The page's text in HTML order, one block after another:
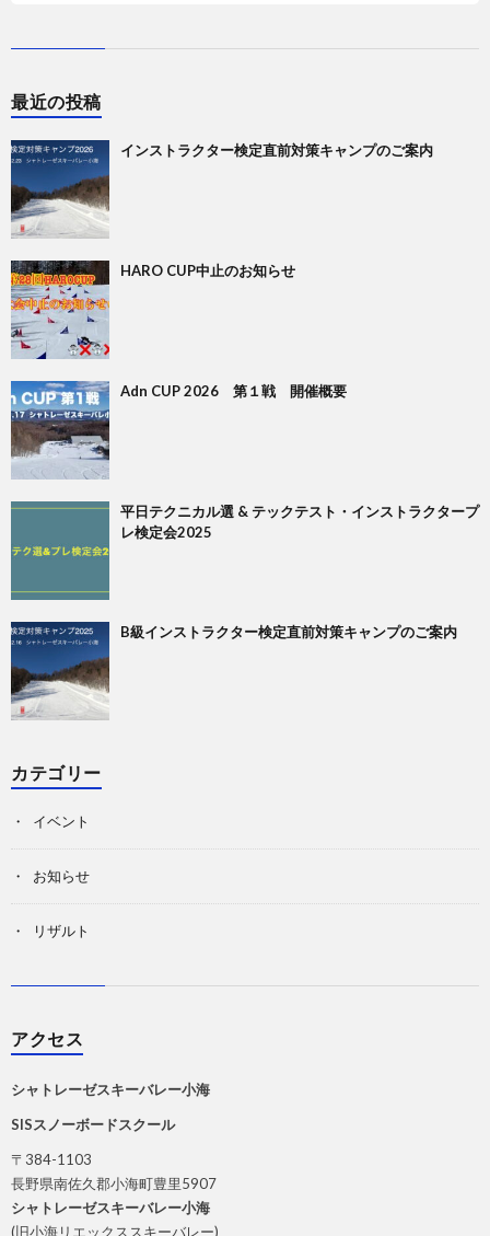
最近の投稿
インストラクター検定直前対策キャンプのご案内
HARO CUP中止のお知らせ
Adn CUP 2026 第１戦 開催概要
平日テクニカル選 & テックテスト・インストラクタープ
レ検定会2025
B級インストラクター検定直前対策キャンプのご案内
カテゴリー
イベント
お知らせ
リザルト
アクセス
シャトレーゼスキーバレー小海
SISスノーボードスクール
〒384-1103
長野県南佐久郡小海町豊里5907
シャトレーゼスキーバレー小海
(旧小海リエックススキーバレー)